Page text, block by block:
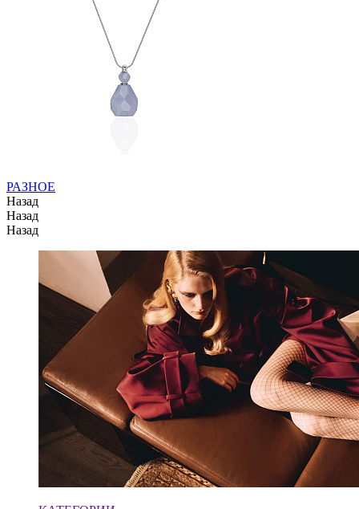
РАЗНОЕ
Назад
Назад
Назад